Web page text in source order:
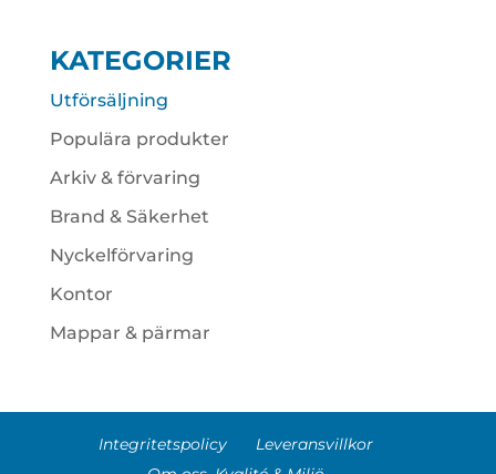
KATEGORIER
Utförsäljning
Populära produkter
Arkiv & förvaring
Brand & Säkerhet
Nyckelförvaring
Kontor
Mappar & pärmar
Integritetspolicy
Leveransvillkor